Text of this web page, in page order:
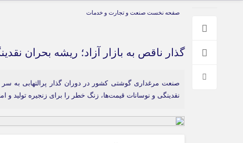
شرایط بازنشر محتوا در ایران وی تورز
ایران سفر تور
گردشگری
غذا و رستوران
عمومی و سرگرمی
حقوق و قضایی
سایر راه‌ها
صفحه نخست صنعت و تجارت و خدمات
گذار ناقص به بازار آزاد؛ ریشه بحران
صنعت مرغداری گوشتی کشور در دوران گذار پرالتهابی به سر
نقدینگی و نوسانات قیمت‌ها، زنگ خطر را برای زنجیره تولید و